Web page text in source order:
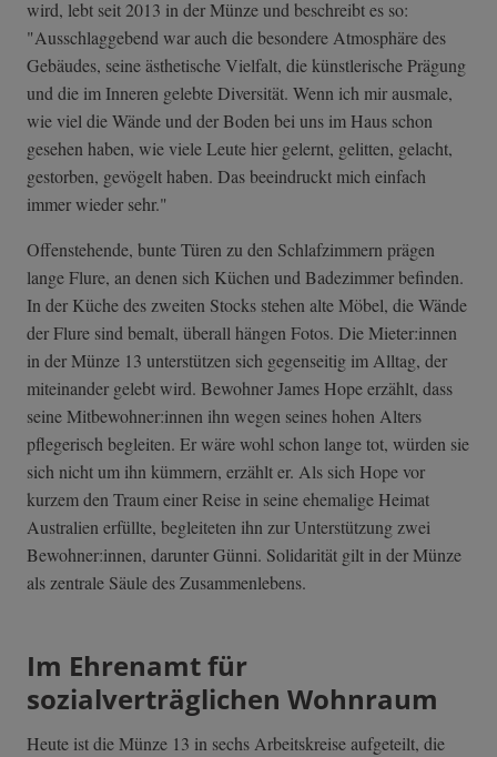
wird, lebt seit 2013 in der Münze und beschreibt es so:
"Ausschlaggebend war auch die besondere Atmosphäre des
Gebäudes, seine ästhetische Vielfalt, die künstlerische Prägung
und die im Inneren gelebte Diversität. Wenn ich mir ausmale,
wie viel die Wände und der Boden bei uns im Haus schon
gesehen haben, wie viele Leute hier gelernt, gelitten, gelacht,
gestorben, gevögelt haben. Das beeindruckt mich einfach
immer wieder sehr."
Offenstehende, bunte Türen zu den Schlafzimmern prägen
lange Flure, an denen sich Küchen und Badezimmer befinden.
In der Küche des zweiten Stocks stehen alte Möbel, die Wände
der Flure sind bemalt, überall hängen Fotos. Die Mieter:innen
in der Münze 13 unterstützen sich gegenseitig im Alltag, der
miteinander gelebt wird. Bewohner James Hope erzählt, dass
seine Mitbewohner:innen ihn wegen seines hohen Alters
pflegerisch begleiten. Er wäre wohl schon lange tot, würden sie
sich nicht um ihn kümmern, erzählt er. Als sich Hope vor
kurzem den Traum einer Reise in seine ehemalige Heimat
Australien erfüllte, begleiteten ihn zur Unterstützung zwei
Bewohner:innen, darunter Günni. Solidarität gilt in der Münze
als zentrale Säule des Zusammenlebens.
Im Ehrenamt für
sozialverträglichen Wohnraum
Heute ist die Münze 13 in sechs Arbeitskreise aufgeteilt, die